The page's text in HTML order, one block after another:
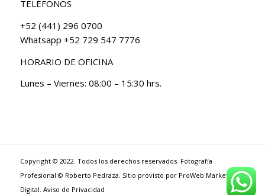
TELÉFONOS
+52 (441) 296 0700
Whatsapp +52 729 547 7776
HORARIO DE OFICINA
Lunes – Viernes: 08:00 – 15:30 hrs.
Copyright © 2022. Todos los derechos reservados. Fotografía
Profesional:© Roberto Pedraza. Sitio provisto por ProWeb Marketing
Digital. Aviso de Privacidad